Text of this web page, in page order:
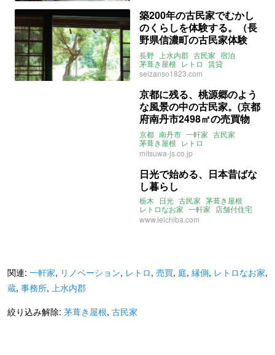
築200年の古民家でむかし
のくらしを体験する。（長
野県信濃町の古民家体験
宿）
長野 上水内郡 古民家 宿泊
茅葺き屋根 レトロ 賃貸
seizanso1823.com
京都に残る、桃源郷のよう
な風景の中の古民家。(京都
府南丹市2498㎡の売買物
件）
京都 南丹市 一軒家 古民家
茅葺き屋根 レトロ
リノベーション
縁側 蔵 売買
mitsuwa-js.co.jp
日光で始める、日本昔ばな
し暮らし
栃木 日光 古民家 茅葺き屋根
レトロなお家 一軒家
店舗付住宅
店舗 事務所 平屋
www.ieichiba.com
関連: 一軒家, リノベーション, レトロ, 売買, 庭, 縁側, レトロなお家,
蔵, 事務所, 上水内郡
絞り込み解除: 茅葺き屋根, 古民家